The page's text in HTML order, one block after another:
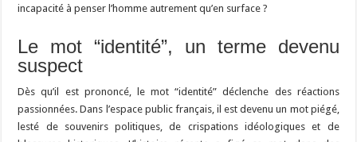
incapacité à penser l’homme autrement qu’en surface ?
Le mot “identité”, un terme devenu
suspect
Dès qu’il est prononcé, le mot “identité” déclenche des réactions
passionnées. Dans l’espace public français, il est devenu un mot piégé,
lesté de souvenirs politiques, de crispations idéologiques et de